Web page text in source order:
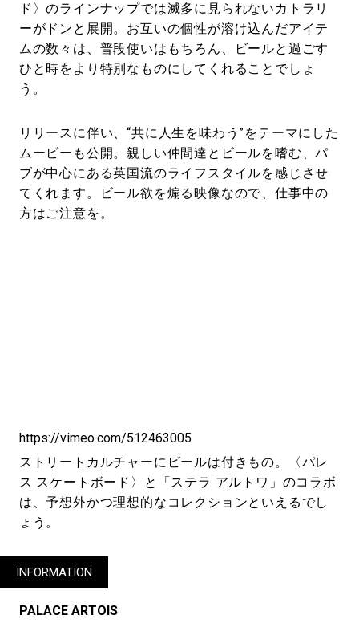
ド〉のラインナップでは滅多に見られないカトラリ
ーがドンと展開。お互いの個性が溶け込んだアイテ
ムの数々は、普段使いはもちろん、ビールと過ごす
ひと時をより特別なものにしてくれることでしょ
う。
リリースに伴い、“共に人生を味わう”をテーマにした
ムービーも公開。親しい仲間達とビールを嗜む、パ
ブが中心にある英国流のライフスタイルを感じさせ
てくれます。ビール欲を煽る映像なので、仕事中の
方はご注意を。
https://vimeo.com/512463005
ストリートカルチャーにビールは付きもの。〈パレ
ス スケートボード〉と「ステラ アルトワ」のコラボ
は、予想外かつ理想的なコレクションといえるでし
ょう。
INFORMATION
PALACE ARTOIS